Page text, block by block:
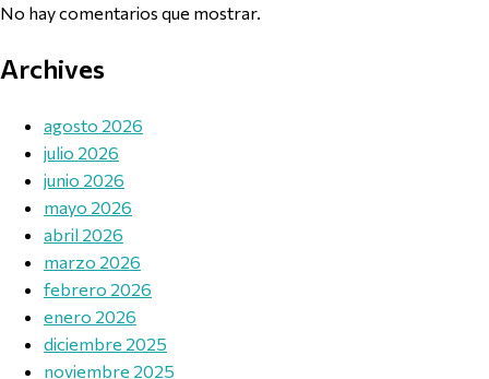
No hay comentarios que mostrar.
Archives
agosto 2026
julio 2026
junio 2026
mayo 2026
abril 2026
marzo 2026
febrero 2026
enero 2026
diciembre 2025
noviembre 2025